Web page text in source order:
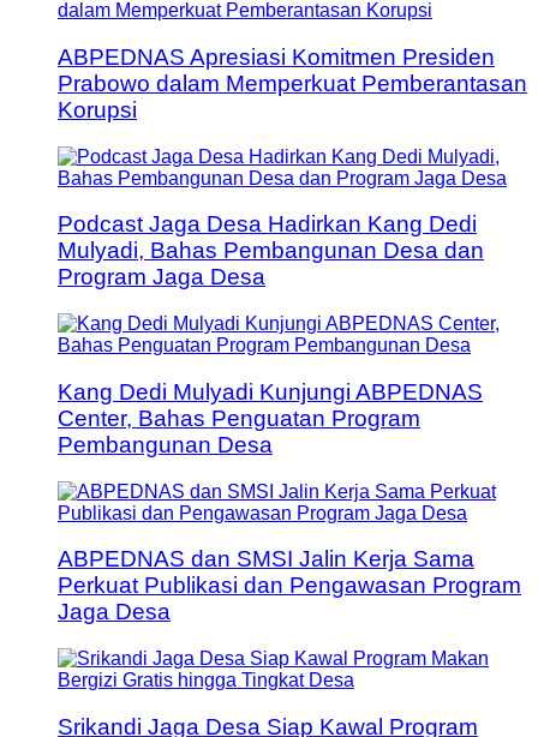
ABPEDNAS Apresiasi Komitmen Presiden
Prabowo dalam Memperkuat Pemberantasan
Korupsi
Podcast Jaga Desa Hadirkan Kang Dedi
Mulyadi, Bahas Pembangunan Desa dan
Program Jaga Desa
Kang Dedi Mulyadi Kunjungi ABPEDNAS
Center, Bahas Penguatan Program
Pembangunan Desa
ABPEDNAS dan SMSI Jalin Kerja Sama
Perkuat Publikasi dan Pengawasan Program
Jaga Desa
Srikandi Jaga Desa Siap Kawal Program